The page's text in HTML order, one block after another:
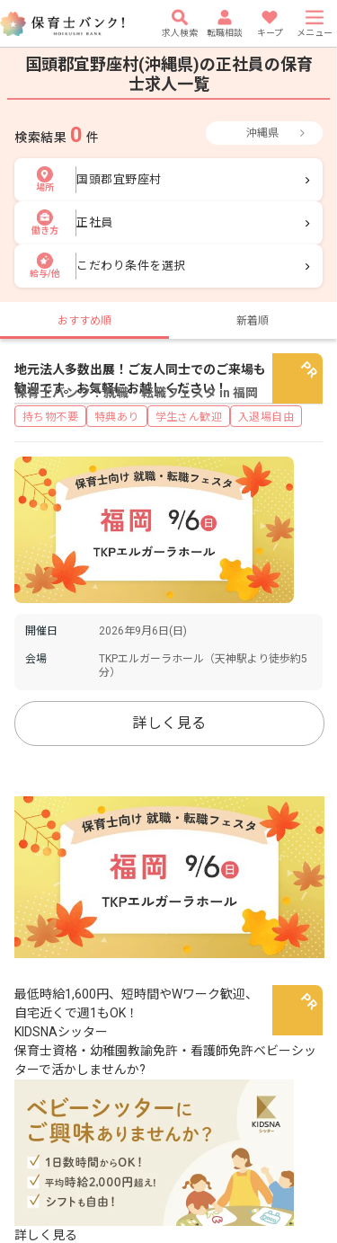
求人検索 転職相談 キープ メニュー
国頭郡宜野座村(沖縄県)の正社員の保育
士求人一覧
検索結果 0 件 沖縄県
場所
国頭郡宜野座村
働き方
正社員
給与/他
こだわり条件を選択
おすすめ順 新着順
保育士バンク！就職・転職フェスタ in 福岡
地元法人多数出展！ご友人同士でのご来場も
歓迎です。お気軽にお越しください！
持ち物不要 特典あり 学生さん歓迎 入退場自由
開催日 2026年9月6日(日)
会場
TKPエルガーラホール（天神駅より徒歩約5
分）
詳しく見る
最低時給1,600円、短時間やWワーク歓迎、
自宅近くで週1もOK！
KIDSNAシッター
保育士資格・幼稚園教諭免許・看護師免許ベビーシッ
ターで活かしませんか?
詳しく見る